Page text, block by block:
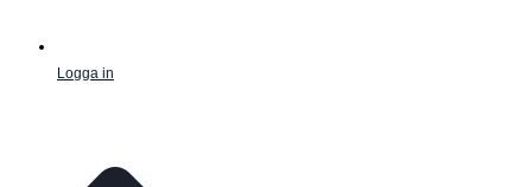
Logga in